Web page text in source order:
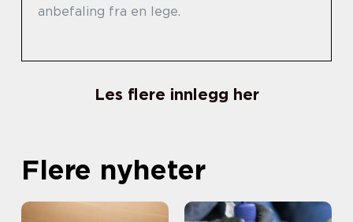
anbefaling fra en lege.
Les flere innlegg her
Flere nyheter